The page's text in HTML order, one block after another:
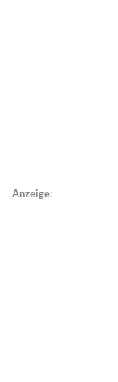
Anzeige: